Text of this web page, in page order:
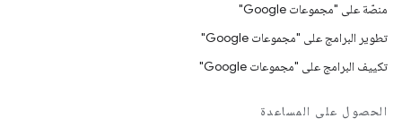
منصّة على "مجموعات Google"
تطوير البرامج على "مجموعات Google"
تكييف البرامج على "مجموعات Google"
الحصول على المساعدة